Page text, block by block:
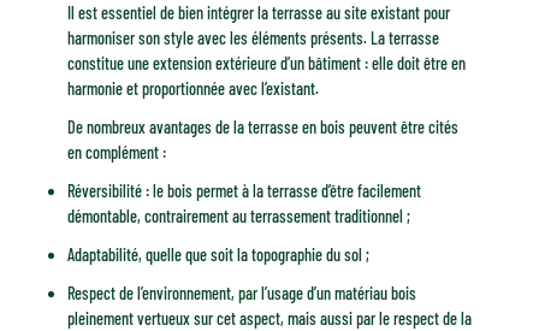
Il est essentiel de bien intégrer la terrasse au site existant pour
harmoniser son style avec les éléments présents. La terrasse
constitue une extension extérieure d’un bâtiment : elle doit être en
harmonie et proportionnée avec l’existant.
De nombreux avantages de la terrasse en bois peuvent être cités
en complément :
Réversibilité : le bois permet à la terrasse d’être facilement
démontable, contrairement au terrassement traditionnel ;
Adaptabilité, quelle que soit la topographie du sol ;
Respect de l’environnement, par l’usage d’un matériau bois
pleinement vertueux sur cet aspect, mais aussi par le respect de la